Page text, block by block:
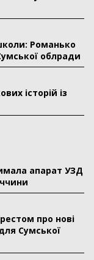
Романько
облради
історій із
апарат УЗД
про нові
Сумської